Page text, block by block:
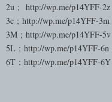
2u ; http://wp.me/p14YFF-2z
3c ; http://wp.me/p14YFF-3m
3M ; http://wp.me/p14YFF-5v
5L ; http://wp.me/p14YFF-6n
6T ; http://wp.me/p14YFF-6Y